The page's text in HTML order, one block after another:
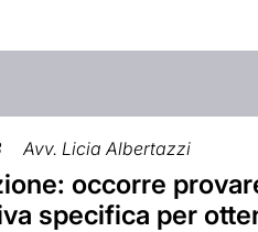
Avv. Licia Albertazzi
occorre
specifica per